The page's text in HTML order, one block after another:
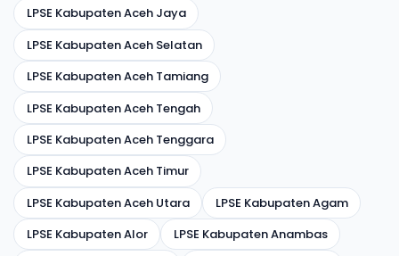
LPSE Kabupaten Aceh Jaya
LPSE Kabupaten Aceh Selatan
LPSE Kabupaten Aceh Tamiang
LPSE Kabupaten Aceh Tengah
LPSE Kabupaten Aceh Tenggara
LPSE Kabupaten Aceh Timur
LPSE Kabupaten Aceh Utara
LPSE Kabupaten Agam
LPSE Kabupaten Alor
LPSE Kabupaten Anambas